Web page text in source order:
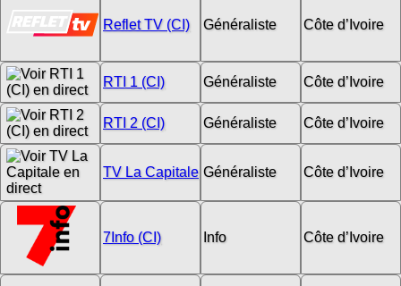
Reflet TV (CI) Généraliste Côte d’Ivoire
RTI 1 (CI) Généraliste Côte d’Ivoire
RTI 2 (CI) Généraliste Côte d’Ivoire
TV La Capitale Généraliste Côte d’Ivoire
7Info (CI) Info Côte d’Ivoire